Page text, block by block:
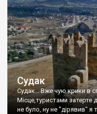
Судак
Судак... Вже чую крики в
Місце,туристами
не було, ну не "дірявив" я